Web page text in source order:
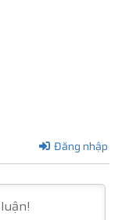
Đăng nhập